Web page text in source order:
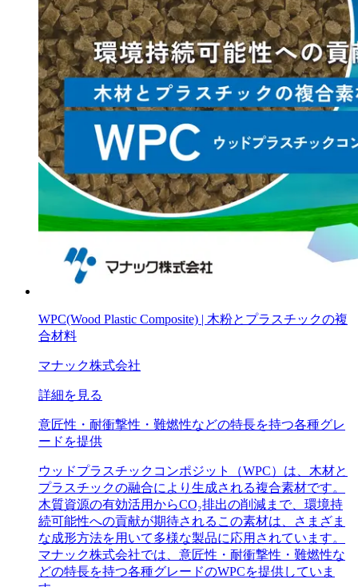
WPC(Wood Plastic Composite) | 木粉とプラスチックの複
合材料
マナック株式会社
詳細を見る
意匠性・耐衝撃性・難燃性などの特長を持つ各種グレ
ードを提供
ウッドプラスチックコンポジット（WPC）は、木材と
プラスチックの融合により生成される複合素材です。
木質資源の有効活用からCO₂排出の削減まで、環境持
続可能性への貢献が期待されるこの素材は、さまざま
な成形方法を用いて多様な製品に応用されています。
マナック株式会社では、意匠性・耐衝撃性・難燃性な
どの特長を持つ各種グレードのWPCを提供していま